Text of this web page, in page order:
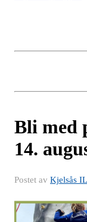
Bli med
14.
Postet av Kjelsås